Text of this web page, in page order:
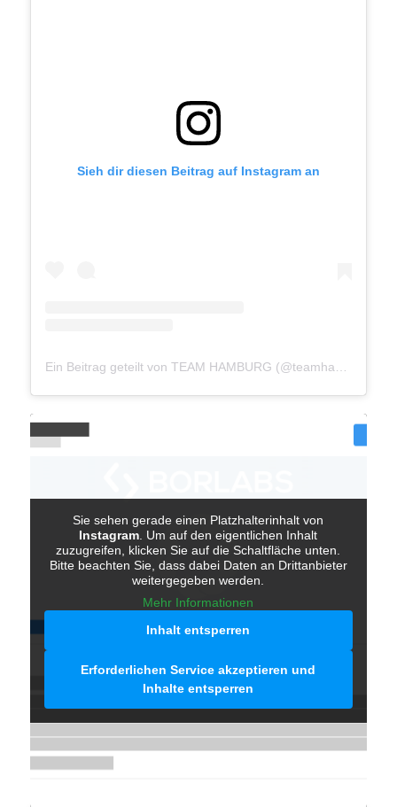
Sieh dir diesen Beitrag auf Instagram an
Sie sehen gerade einen Platzhalterinhalt von
Instagram . Um auf den eigentlichen Inhalt
zuzugreifen, klicken Sie auf die Schaltfläche unten.
Bitte beachten Sie, dass dabei Daten an Drittanbieter
weitergegeben werden.
Mehr Informationen
Inhalt entsperren
Erforderlichen Service akzeptieren und
Inhalte entsperren